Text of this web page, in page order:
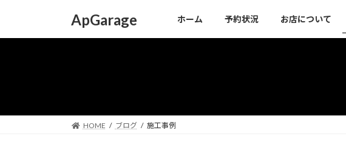
テ
ゲ
ApGarage ホーム 予約状況 お店について
HOME ブログ 施工事例